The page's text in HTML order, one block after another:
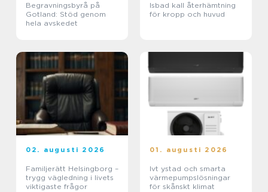
Begravningsbyrå på
Gotland: Stöd genom
hela avskedet
Isbad kall återhämtning
för kropp och huvud
02. augusti 2026
Familjerätt Helsingborg –
trygg vägledning i livets
viktigaste frågor
01. augusti 2026
Ivt ystad och smarta
värmepumpslösningar
för skånskt klimat